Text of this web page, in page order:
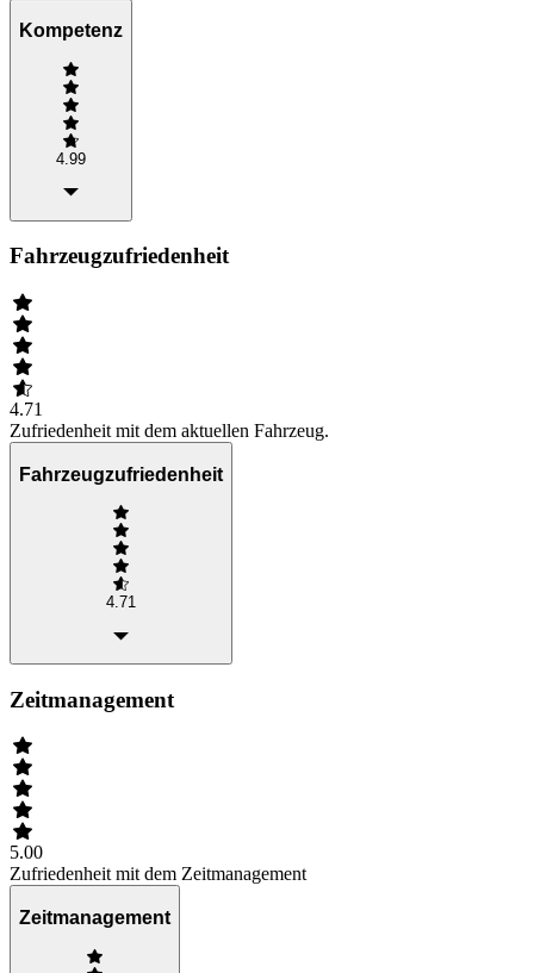
Kompetenz
4.99
Fahrzeugzufriedenheit
4.71
Zufriedenheit mit dem aktuellen Fahrzeug.
Fahrzeugzufriedenheit
4.71
Zeitmanagement
5.00
Zufriedenheit mit dem Zeitmanagement
Zeitmanagement